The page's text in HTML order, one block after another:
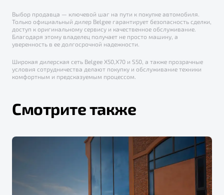
Выбор продавца — ключевой шаг на пути к покупке автомобиля.
Только официальный дилер Belgee гарантирует безопасность сделки,
доступ к оригинальному сервису и качественное обслуживание.
Благодаря этому владелец получает не просто машину, а
уверенность в ее долгосрочной надежности.
Широкая дилерская сеть Belgee X50,X70 и S50, а также прозрачные
условия сотрудничества делают покупку и обслуживание техники
комфортным и предсказуемым процессом.
Смотрите также